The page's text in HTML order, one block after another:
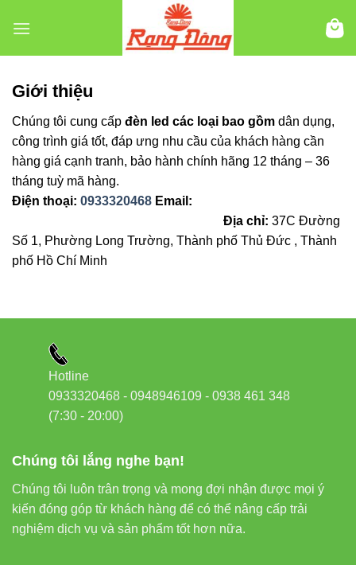
đến
Giới thiệu
Chúng tôi cung cấp đèn led các loại bao gồm dân dụng,
công trình giá tốt, đáp ưng nhu cầu của khách hàng cần
hàng giá cạnh tranh, bảo hành chính hãng 12 tháng – 36
tháng tuỳ mã hàng.
Điện thoại: 0933320468 Email:
Địa chỉ: 37C Đường
Số 1, Phường Long Trường, Thành phố Thủ Đức , Thành
phố Hồ Chí Minh
Chúng tôi lắng nghe bạn!
Chúng tôi luôn trân trọng và mong đợi nhận được mọi ý
kiến đóng góp từ khách hàng để có thể nâng cấp trải
nghiệm dịch vụ và sản phẩm tốt hơn nữa.
Hotline
0933320468 - 0948946109 - 0938 461 348
(7:30 - 20:00)